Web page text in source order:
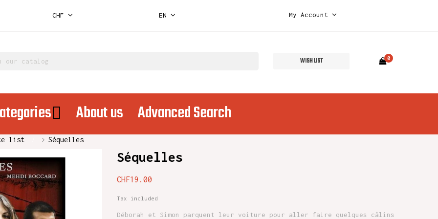
CHF EN My Account
WISH LIST 0
About us Advanced Search
list Séquelles
Séquelles
CHF19.00
Tax included
Déborah et Simon parquent leur voiture pour aller faire quelques câlins